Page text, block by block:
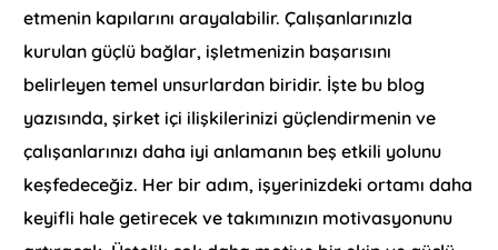
etmenin kapılarını arayalabilir. Çalışanlarınızla
kurulan güçlü bağlar, işletmenizin başarısını
belirleyen temel unsurlardan biridir. İşte bu blog
yazısında, şirket içi ilişkilerinizi güçlendirmenin ve
çalışanlarınızı daha iyi anlamanın beş etkili yolunu
keşfedeceğiz. Her bir adım, işyerinizdeki ortamı daha
keyifli hale getirecek ve takımınızın motivasyonunu